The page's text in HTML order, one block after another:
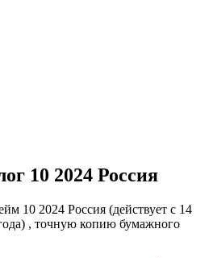
10 2024 Россия
10 2024 Россия (действует с 14
, точную копию бумажного